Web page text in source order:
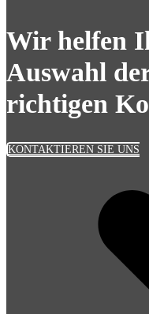
Wir helfen
Auswahl
richtigen
KONTAKTIEREN SIE UNS